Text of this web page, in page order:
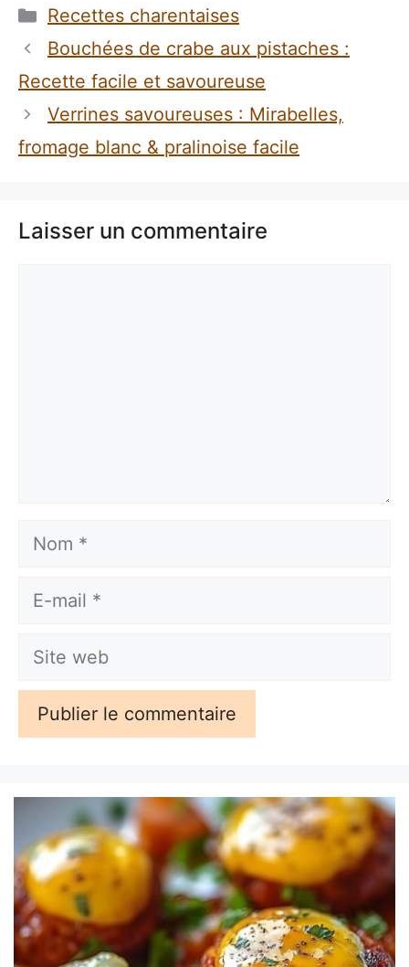
Catégories
Recettes charentaises
Bouchées de crabe aux pistaches :
Recette facile et savoureuse
Verrines savoureuses : Mirabelles,
fromage blanc & pralinoise facile
Laisser un commentaire
Nom
E-
Site